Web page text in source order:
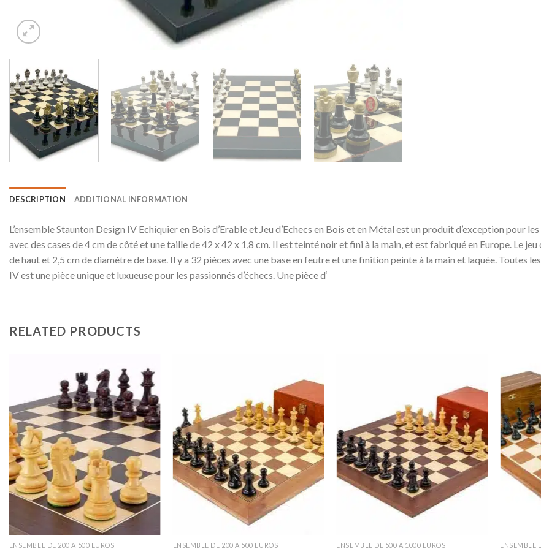
DESCRIPTION ADDITIONAL INFORMATION
L’ensemble Staunton Design IV Echiquier en Bois d’Erable et Jeu d’Echecs en Bois et en Métal est un produit d’exception pour
avec des cases de 4 cm de côté et une taille de 42 x 42 x 1,8 cm. Il est teinté noir et fini à la main, et est fabriqué en Europe. Le
de haut et 2,5 cm de diamètre de base. Il y a 32 pièces avec une base en feutre et une finition peinte à la main et laquée. Toutes
IV est une pièce unique et luxueuse pour les passionnés d’échecs. Une pièce d‘
RELATED PRODUCTS
ENSEMBLE DE 200 À 500 EUROS ENSEMBLE DE 200 À 500 EUROS ENSEMBLE DE 500 À 1000 EUROS ENSEMBLE